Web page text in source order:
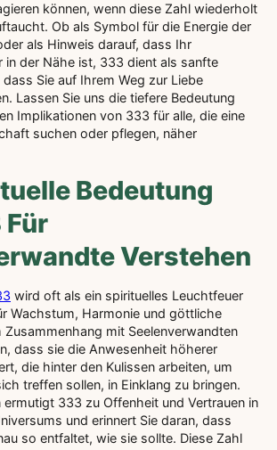
können, wenn diese Zahl wiederholt
Ob als Symbol für die Energie der
als Hinweis darauf, dass Ihr
in der Nähe ist, 333 dient als sanfte
dass Sie auf Ihrem Weg zur Liebe
Lassen Sie uns die tiefere Bedeutung
Implikationen von 333 für alle, die eine
suchen oder pflegen, näher
Bedeutung
Für
Verstehen
wird oft als ein spirituelles Leuchtfeuer
Wachstum, Harmonie und göttliche
Zusammenhang mit Seelenverwandten
dass sie die Anwesenheit höherer
die hinter den Kulissen arbeiten, um
treffen sollen, in Einklang zu bringen.
ermutigt 333 zu Offenheit und Vertrauen in
und erinnert Sie daran, dass
so entfaltet, wie sie sollte. Diese Zahl